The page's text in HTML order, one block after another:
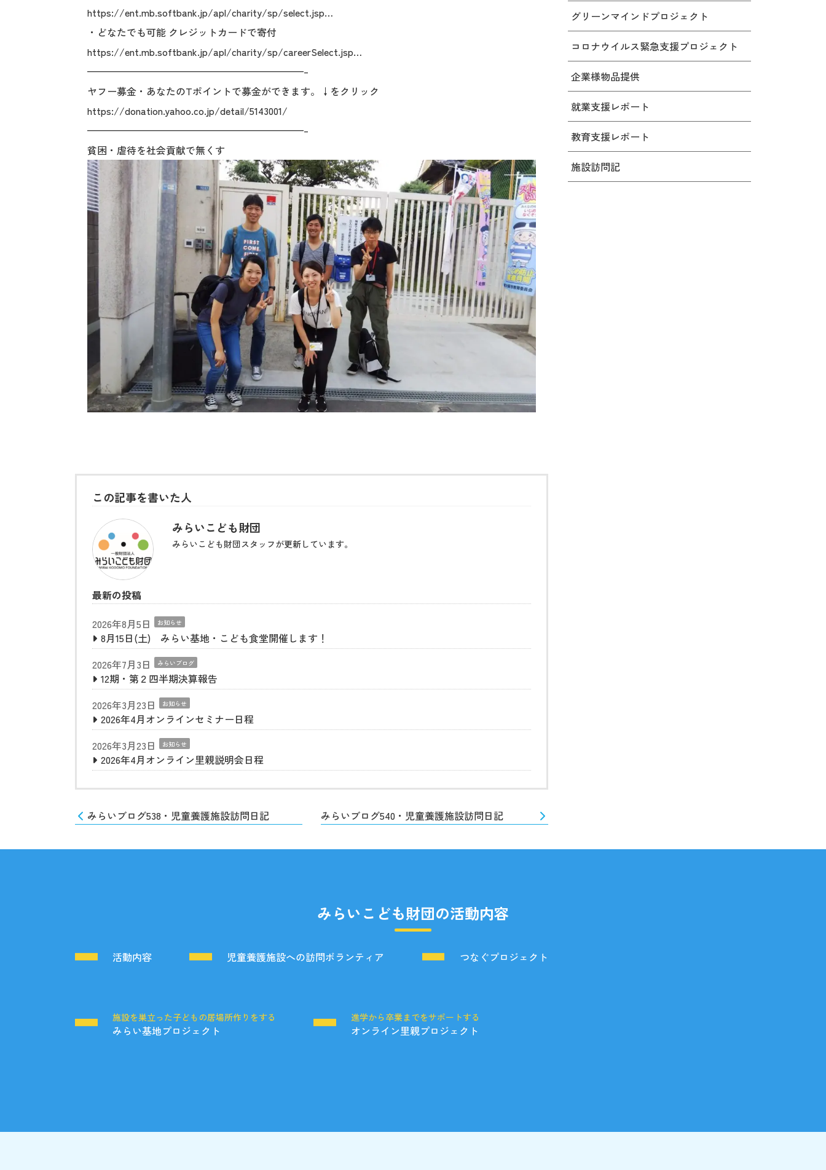
https://ent.mb.softbank.jp/apl/charity/sp/select.jsp…
・どなたでも可能 クレジットカードで寄付
https://ent.mb.softbank.jp/apl/charity/sp/careerSelect.jsp…
——————————————————————–
ヤフー募金・あなたのTポイントで募金ができます。↓をクリック
https://donation.yahoo.co.jp/detail/5143001/
——————————————————————–
貧困・虐待を社会貢献で無くす
この記事を書いた人
みらいこども財団
みらいこども財団スタッフが更新しています。
最新の投稿
2026年8月5日
お知らせ
8月15日(土) みらい基地・こども食堂開催します！
2026年7月3日
みらいブログ
12期・第２四半期決算報告
2026年3月23日
お知らせ
2026年4月オンラインセミナー日程
2026年3月23日
お知らせ
2026年4月オンライン里親説明会日程
みらいブログ538・児童養護施設訪問日記 みらいブログ540・児童養護施設訪問日記
グリーンマインドプロジェクト
コロナウイルス緊急支援プロジェクト
企業様物品提供
就業支援レポート
教育支援レポート
施設訪問記
みらいこども財団の活動内容
活動内容 児童養護施設への訪問ボランティア つなぐプロジェクト
施設を巣立った子どもの居場所作りをする
みらい基地プロジェクト
進学から卒業までをサポートする
オンライン里親プロジェクト